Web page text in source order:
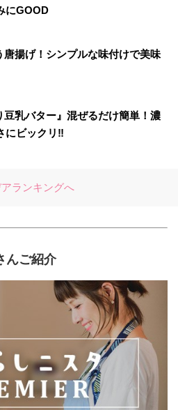
にGOOD
唐揚げ！シンプルな味付けで美味
豆乳バター』混ぜるだけ簡単！濃
にビックリ‼︎
ランキングへ
んご紹介